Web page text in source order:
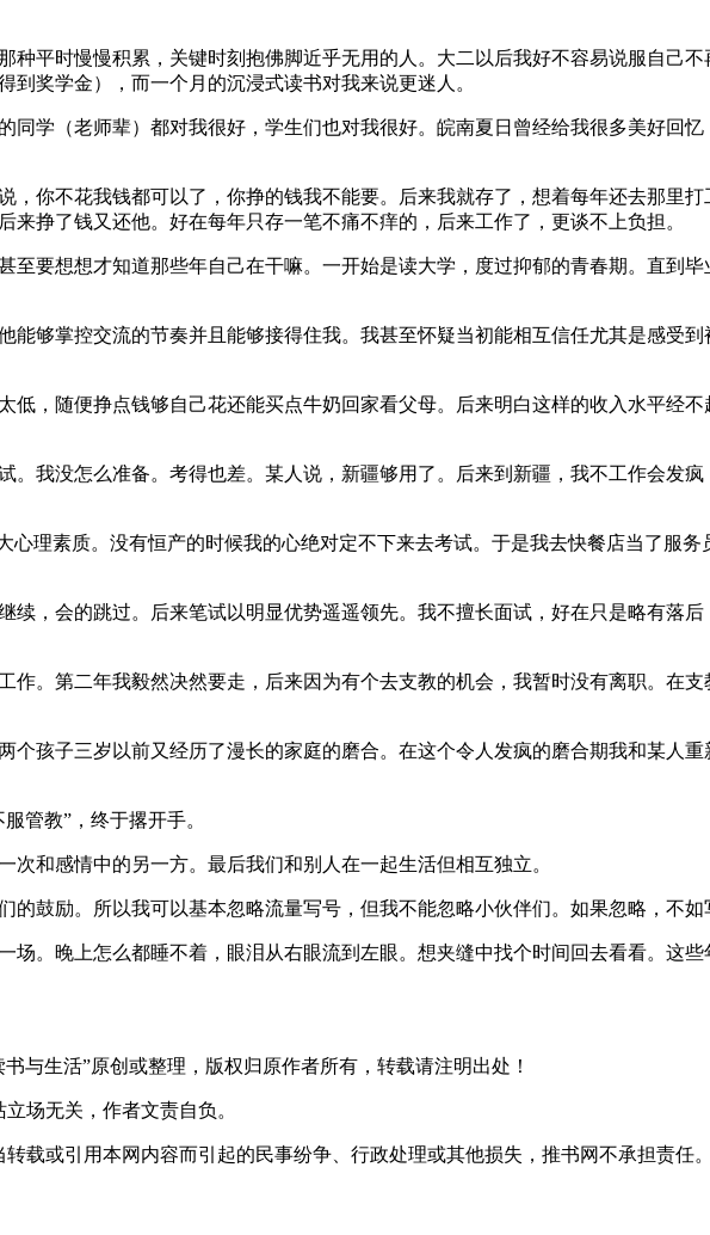
平时慢慢积累，关键时刻抱佛脚近乎无用的人。大二以后我好不容易说服自己
奖学金），而一个月的沉浸式读书对我来说更迷人。
学（老师辈）都对我很好，学生们也对我很好。皖南夏日曾经给我很多美好回
，你不花我钱都可以了，你挣的钱我不能要。后来我就存了，想着每年还去那里
挣了钱又还他。好在每年只存一笔不痛不痒的，后来工作了，更谈不上负担。
要想想才知道那些年自己在干嘛。一开始是读大学，度过抑郁的青春期。直到
够掌控交流的节奏并且能够接得住我。我甚至怀疑当初能相互信任尤其是感受
低，随便挣点钱够自己花还能买点牛奶回家看父母。后来明白这样的收入水平经
。我没怎么准备。考得也差。某人说，新疆够用了。后来到新疆，我不工作会发
心理素质。没有恒产的时候我的心绝对定不下来去考试。于是我去快餐店当了服
，会的跳过。后来笔试以明显优势遥遥领先。我不擅长面试，好在只是略有落
作。第二年我毅然决然要走，后来因为有个去支教的机会，我暂时没有离职。在
个孩子三岁以前又经历了漫长的家庭的磨合。在这个令人发疯的磨合期我和某人
管教”，终于撂开手。
次和感情中的另一方。最后我们和别人在一起生活但相互独立。
鼓励。所以我可以基本忽略流量写号，但我不能忽略小伙伴们。如果忽略，不如
场。晚上怎么都睡不着，眼泪从右眼流到左眼。想夹缝中找个时间回去看看。这
与生活”原创或整理，版权归原作者所有，转载请注明出处！
场无关，作者文责自负。
载或引用本网内容而引起的民事纷争、行政处理或其他损失，推书网不承担责任。